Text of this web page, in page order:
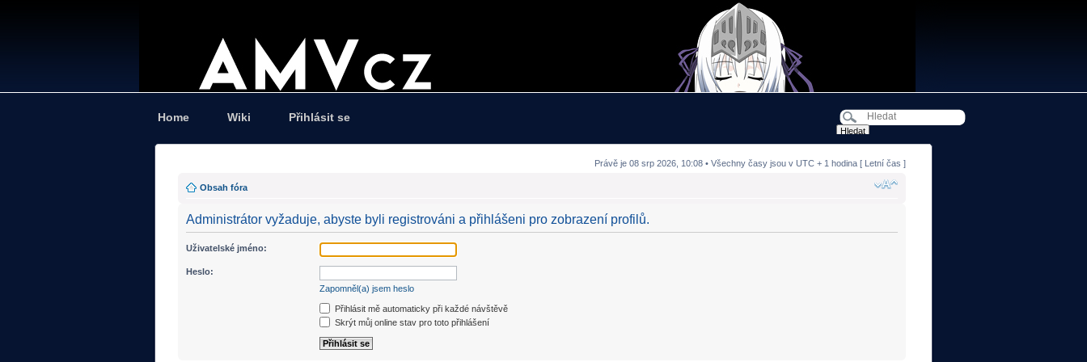
Home Wiki Přihlásit se
Právě je 08 srp 2026, 10:08 • Všechny časy jsou v UTC + 1 hodina [ Letní čas ]
Obsah fóra
Administrátor vyžaduje, abyste byli registrováni a přihlášeni pro zobrazení profilů.
Uživatelské jméno:
Heslo:
Zapomněl(a) jsem heslo
Přihlásit mě automaticky při každé návštěvě
Skrýt můj online stav pro toto přihlášení